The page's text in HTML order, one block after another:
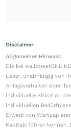
Disclaimer
Allgemeiner Hinweis:
Die bei
Leser, unabhängig von
Anlageverhalten oder
individuelle Situation
individuellen
Erwerb von
Kapitals führen können.